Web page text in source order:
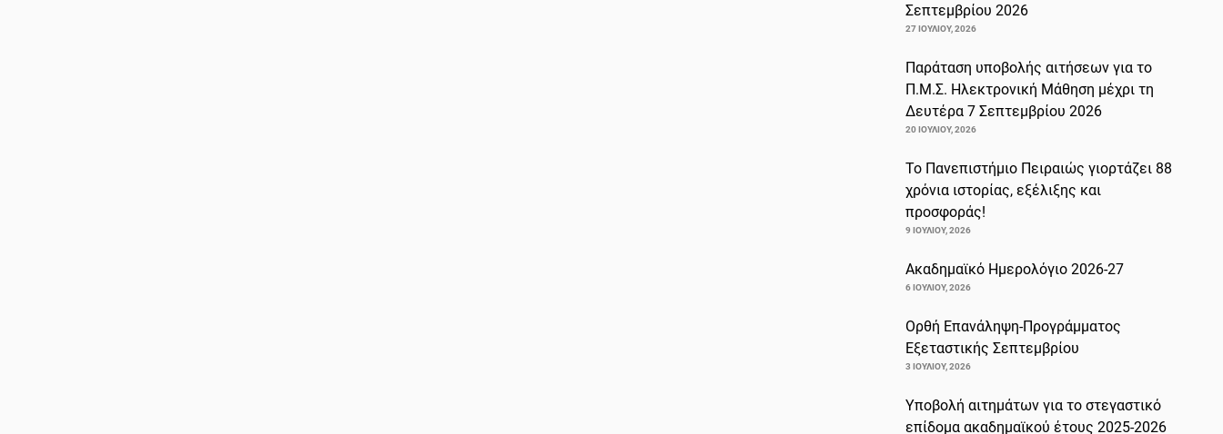
Σεπτεμβρίου 2026
27 ΙΟΥΛΊΟΥ, 2026
Παράταση υποβολής αιτήσεων για το
Π.Μ.Σ. Ηλεκτρονική Μάθηση μέχρι τη
Δευτέρα 7 Σεπτεμβρίου 2026
20 ΙΟΥΛΊΟΥ, 2026
Το Πανεπιστήμιο Πειραιώς γιορτάζει 88
χρόνια ιστορίας, εξέλιξης και
προσφοράς!
9 ΙΟΥΛΊΟΥ, 2026
Ακαδημαϊκό Ημερολόγιο 2026-27
6 ΙΟΥΛΊΟΥ, 2026
Ορθή Επανάληψη-Προγράμματος
Εξεταστικής Σεπτεμβρίου
3 ΙΟΥΛΊΟΥ, 2026
Υποβολή αιτημάτων για το στεγαστικό
επίδομα ακαδημαϊκού έτους 2025-2026